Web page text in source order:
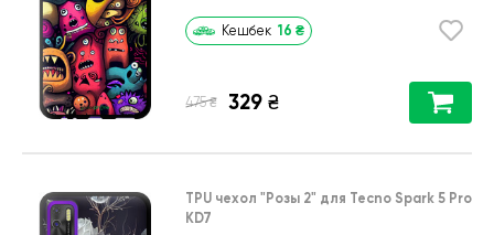
Кешбек 16 ₴
475 ₴ 329 ₴
TPU чехол "Розы 2" для Tecno Spark 5 Pro
KD7